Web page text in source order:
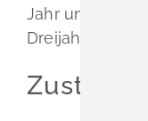
Jahr
Dreijahre